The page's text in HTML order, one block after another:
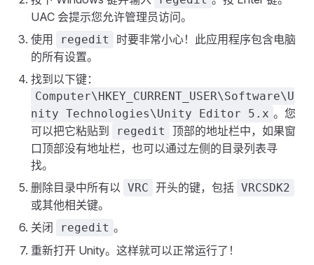
UAC 会提示您允许管理员访问。
使用
regedit
时要非常小心！此应用程序包含电脑
的所有设置。
找到以下键：
Computer\HKEY_CURRENT_USER\Software\U
nity Technologies\Unity Editor 5.x 。您
可以把它粘贴到
regedit
顶部的地址栏中，如果窗
口顶部没有地址栏，也可以通过左侧的目录列表寻
找。
删除目录中所有以 VRC 开头的键，包括 VRCSDK2
或其他相关键。
关闭
regedit 。
重新打开 Unity。这样就可以正常运行了！